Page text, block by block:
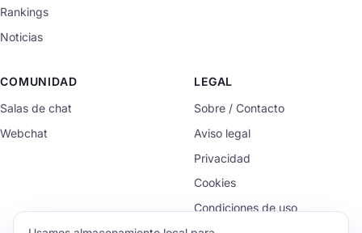
Rankings
Noticias
COMUNIDAD
Salas de chat
Webchat
LEGAL
Sobre / Contacto
Aviso legal
Privacidad
Cookies
Condiciones de uso